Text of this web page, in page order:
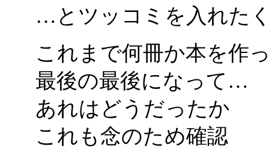
…とツッコミを入れた
これまで何冊か本を作
最後の最後になって…
あれはどうだったか
これも念のため確認